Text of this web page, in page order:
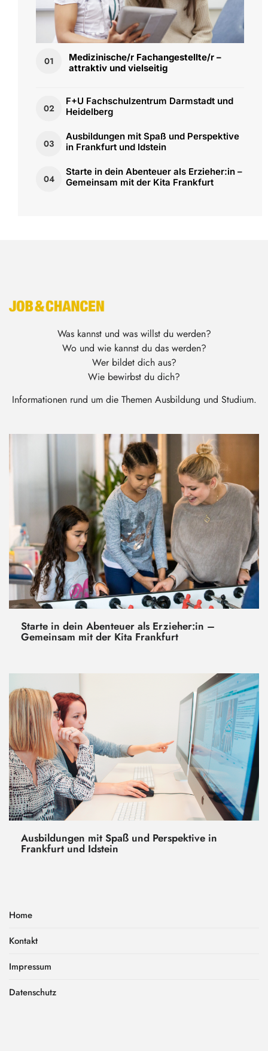
01
Medizinische/r Fachangestellte/r –
attraktiv und vielseitig
02
F+U Fachschulzentrum Darmstadt und
Heidelberg
03
Ausbildungen mit Spaß und Perspektive
in Frankfurt und Idstein
04
Starte in dein Abenteuer als Erzieher:in –
Gemeinsam mit der Kita Frankfurt
Was kannst und was willst du werden?
Wo und wie kannst du das werden?
Wer bildet dich aus?
Wie bewirbst du dich?
Informationen rund um die Themen Ausbildung und Studium.
Starte in dein Abenteuer als Erzieher:in –
Gemeinsam mit der Kita Frankfurt
Ausbildungen mit Spaß und Perspektive in
Frankfurt und Idstein
Home
Kontakt
Impressum
Datenschutz